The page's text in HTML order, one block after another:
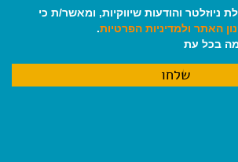
ניוזלטר והודעות שיווקיות, ומאשר/ת כי
האתר ולמדיניות הפרטיות.
בכל עת